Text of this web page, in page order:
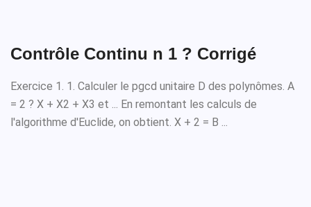
Contrôle Continu n 1 ? Corrigé
Exercice 1. 1. Calculer le pgcd unitaire D des polynômes. A
= 2 ? X + X2 + X3 et ... En remontant les calculs de
l'algorithme d'Euclide, on obtient. X + 2 = B ...